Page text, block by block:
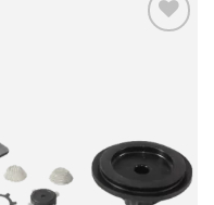
deseos